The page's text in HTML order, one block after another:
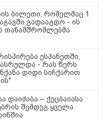
08-2026
პრემიერი სამ
დაგეგმილ
ბილეთი, რომელმაც 1
გადააგდო - ის
თანამშრომლებმა
ესპანეთში,
- რას წერს
დიდი სიჩქარით
დაიძაბა – ქეცბაიასა
შემდეგ ყველა